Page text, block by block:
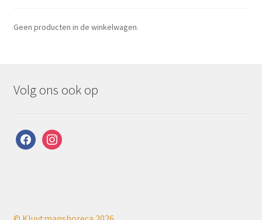
Geen producten in de winkelwagen.
Volg ons ook op
facebookinstagram